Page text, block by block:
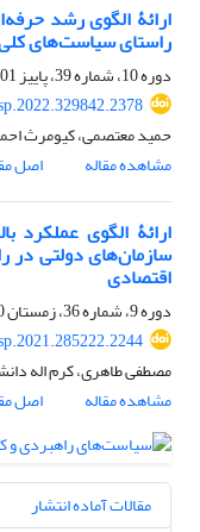
ارائۀ الگوی رشد
راستای سیاست‌های کلی
دوره 10، شماره 39، پاییز 1401، صفحه
حمید معتصمی، کیومرث
مشاهده مقاله
اصل
ارائۀ الگوی عملکرد
سازمان‌های دولتی در
اقتصادی
دوره 9، شماره 36، زمستان 1400، صفحه
مصطفی طاهری، کرم اله
مشاهده مقاله
اصل
مقالات آماده انتشار